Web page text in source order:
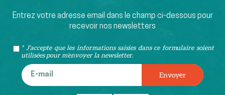
Entrez votre adresse email dans le champ ci-dessous pour
recevoir nos newsletters
* J'accepte que les informations saisies dans ce formulaire soient
utilisées pour m’envoyer la newsletter.